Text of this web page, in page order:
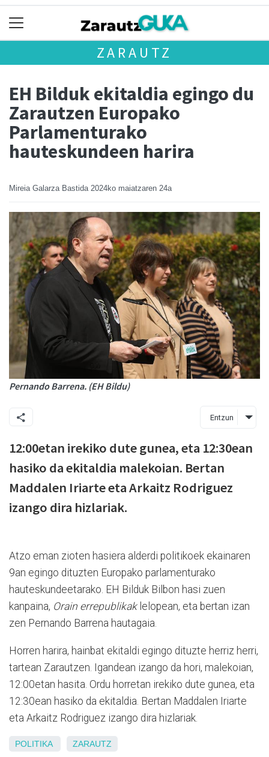
ZARAUTZ
EH Bilduk ekitaldia egingo du
Zarautzen Europako
Parlamenturako
hauteskundeen harira
Mireia Galarza Bastida 2024ko maiatzaren 24a
Pernando Barrena. (EH Bildu)
Entzun
12:00etan irekiko dute gunea, eta 12:30ean
hasiko da ekitaldia malekoian. Bertan
Maddalen Iriarte eta Arkaitz Rodriguez
izango dira hizlariak.
Atzo eman zioten hasiera alderdi politikoek ekainaren
9an egingo dituzten Europako parlamenturako
hauteskundeetarako. EH Bilduk Bilbon hasi zuen
kanpaina, Orain errepublikak lelopean, eta bertan izan
zen Pernando Barrena hautagaia.
Horren harira, hainbat ekitaldi egingo dituzte herriz herri,
tartean Zarautzen. Igandean izango da hori, malekoian,
12:00etan hasita. Ordu horretan irekiko dute gunea, eta
12:30ean hasiko da ekitaldia. Bertan Maddalen Iriarte
eta Arkaitz Rodriguez izango dira hizlariak.
POLITIKA ZARAUTZ